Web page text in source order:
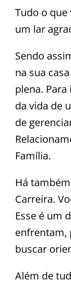
Tudo o
um lar
Sendo
na sua
plena.
da vida de
de
Família.
Há
Carreira.
Esse é um
enfrentam,
buscar
Além de